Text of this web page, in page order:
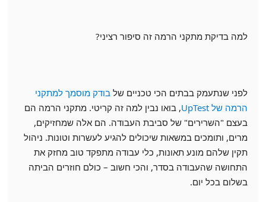
למה בדיקת מתקני הרמה זה סיפור רציני?
לפני שנתעמק בבתים הכי טכניים של בודק מוסמך למתקני
הרמה של UpTest
, בואו נבין למה זה קריטי. מתקני הרמה הם
בעצם "השרירים" של סביבת העבודה. הם אלה שמחזיקים,
מרים, ותומכים במשאות שיכולים להגיע לעשרות וטונות. ניהול
תקין שלהם מונע תאונות, כלי עבודה מתפקד טוב מחזק את
התחושה שהעבודה בסדר, והכי חשוב – כולם חוזרים הביתה
בשלום בכל יום.